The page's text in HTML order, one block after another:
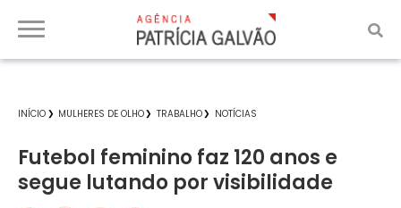
INÍCIO MULHERES DE OLHO TRABALHO NOTÍCIAS
Futebol feminino faz 120 anos e
segue lutando por visibilidade